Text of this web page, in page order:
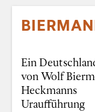
Ein
von Wolf
Heckmanns
Uraufführung